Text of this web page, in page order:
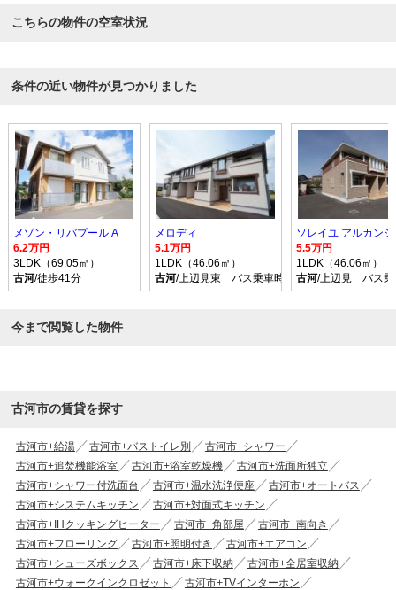
こちらの物件の空室状況
条件の近い物件が見つかりました
メゾン・リバプール A
6.2万円
3LDK（69.05㎡）
古河/徒歩41分
メロディ
5.1万円
1LDK（46.06㎡）
古河/上辺見東 バス乗車時間11分 停歩4分
5.5万円
1LDK（46.06㎡）
古河/上辺見 バス
今まで閲覧した物件
古河市の賃貸を探す
古河市+給湯 古河市+バストイレ別
古河市+シャワー
古河市+追焚機能浴室
古河市+浴室乾燥機
古河市+洗面所独立
古河市+シャワー付洗面台
古河市+温水洗浄便座
古河市+オートバス
古河市+システムキッチン
古河市+対面式キッチン
古河市+IHクッキングヒーター
古河市+角部屋
古河市+南向き
古河市+フローリング
古河市+照明付き
古河市+エアコン
古河市+シューズボックス
古河市+床下収納
古河市+全居室収納
古河市+ウォークインクロゼット
古河市+TVインターホン